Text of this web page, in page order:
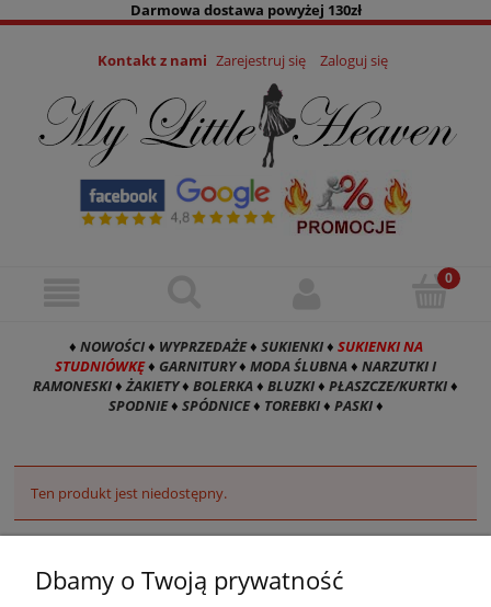
Darmowa dostawa powyżej 130zł
Kontakt z nami Zarejestruj się Zaloguj się
♦ NOWOŚCI♦ WYPRZEDAŻE♦ SUKIENKI♦ SUKIENKI NA
STUDNIÓWKĘ♦ GARNITURY♦ MODA ŚLUBNA♦ NARZUTKI I
RAMONESKI♦ŻAKIETY♦ BOLERKA♦ BLUZKI♦ PŁASZCZE/KURTKI♦
SPODNIE♦ SPÓDNICE♦ TOREBKI♦ PASKI♦
Ten produkt jest niedostępny.
Dbamy o Twoją prywatność